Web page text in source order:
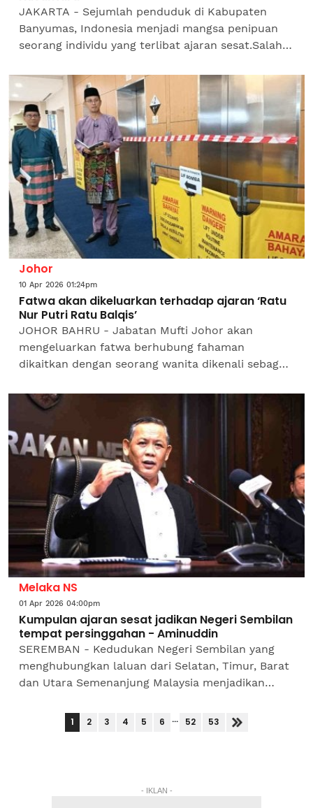
JAKARTA - Sejumlah penduduk di Kabupaten
Banyumas, Indonesia menjadi mangsa penipuan
seorang individu yang terlibat ajaran sesat.Salah
sehingga puluhan juta...
Johor
10 Apr 2026 01:24pm
Fatwa akan dikeluarkan terhadap ajaran ‘Ratu
Nur Putri Ratu Balqis’
JOHOR BAHRU - Jabatan Mufti Johor akan
mengeluarkan fatwa berhubung fahaman
dikaitkan dengan seorang wanita dikenali sebagai
penilaian awal...
Melaka NS
01 Apr 2026 04:00pm
Kumpulan ajaran sesat jadikan Negeri Sembilan
tempat persinggahan - Aminuddin
SEREMBAN - Kedudukan Negeri Sembilan yang
menghubungkan laluan dari Selatan, Timur, Barat
dan Utara Semenanjung Malaysia menjadikan
kumpulan ajaran...
1 2 3 4 5 6 ... 52 53
- IKLAN -